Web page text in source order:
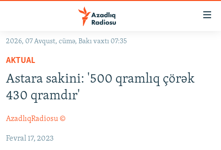
Əsas
qayıt
Əsas
qayıt
Axtarışa
KORRUPSIOMETR
#ƏSLINDƏ
FƏRQƏ BAX
QANUNI DOĞRU
2026, 07 Avqust, cümə, Bakı vaxtı 07:35
AKTUAL
Astara sakini: '500 qramlıq çörək
430 qramdır'
AzadlıqRadiosu ©
Fevral 17, 2023